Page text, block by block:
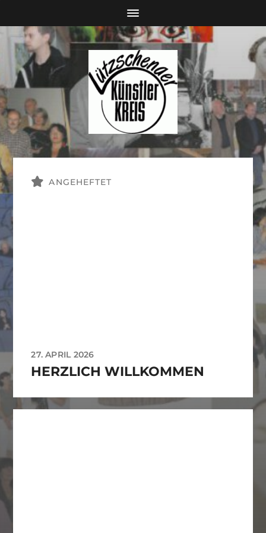
ANGEHEFTET
27. APRIL 2026
HERZLICH WILLKOMMEN